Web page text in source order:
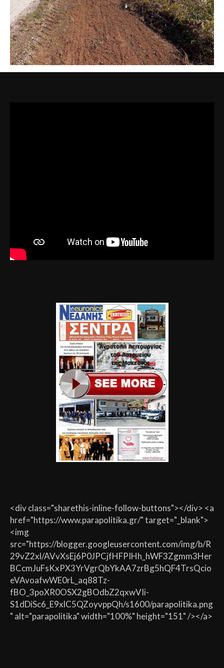
<div class="sharethis-inline-follow-buttons"></div> <a
href="https://www.parapolitika.gr/" target="_blank">
<img
src="https://blogger.googleusercontent.com/img/b/R
29vZ2xl/AVvXsEj6P0JPCjfHFPIHh_hWF3Zgmm3Her
BCcmJuFsKxPX3YrVgrQbYkAA7zrBg5hQF4TrsQcio
eVAvoafwWE0rL_aq88Tz-
fBO_3poXR0OSX2gBOdbZ2qxwVIi-
S1dDiSc6_E9xlC5QZoyvppQh/s1600/parapolitika.png
" alt="parapolitika" width="100%" height="151" /></a>